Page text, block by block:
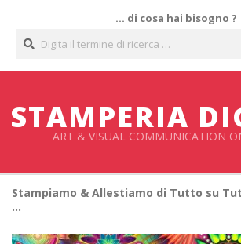
contenuto
… di cosa hai bisogno ?
STAMPERIA
ART & VISUAL COMMUNICATION
Stampiamo & Allestiamo di Tutto su
…